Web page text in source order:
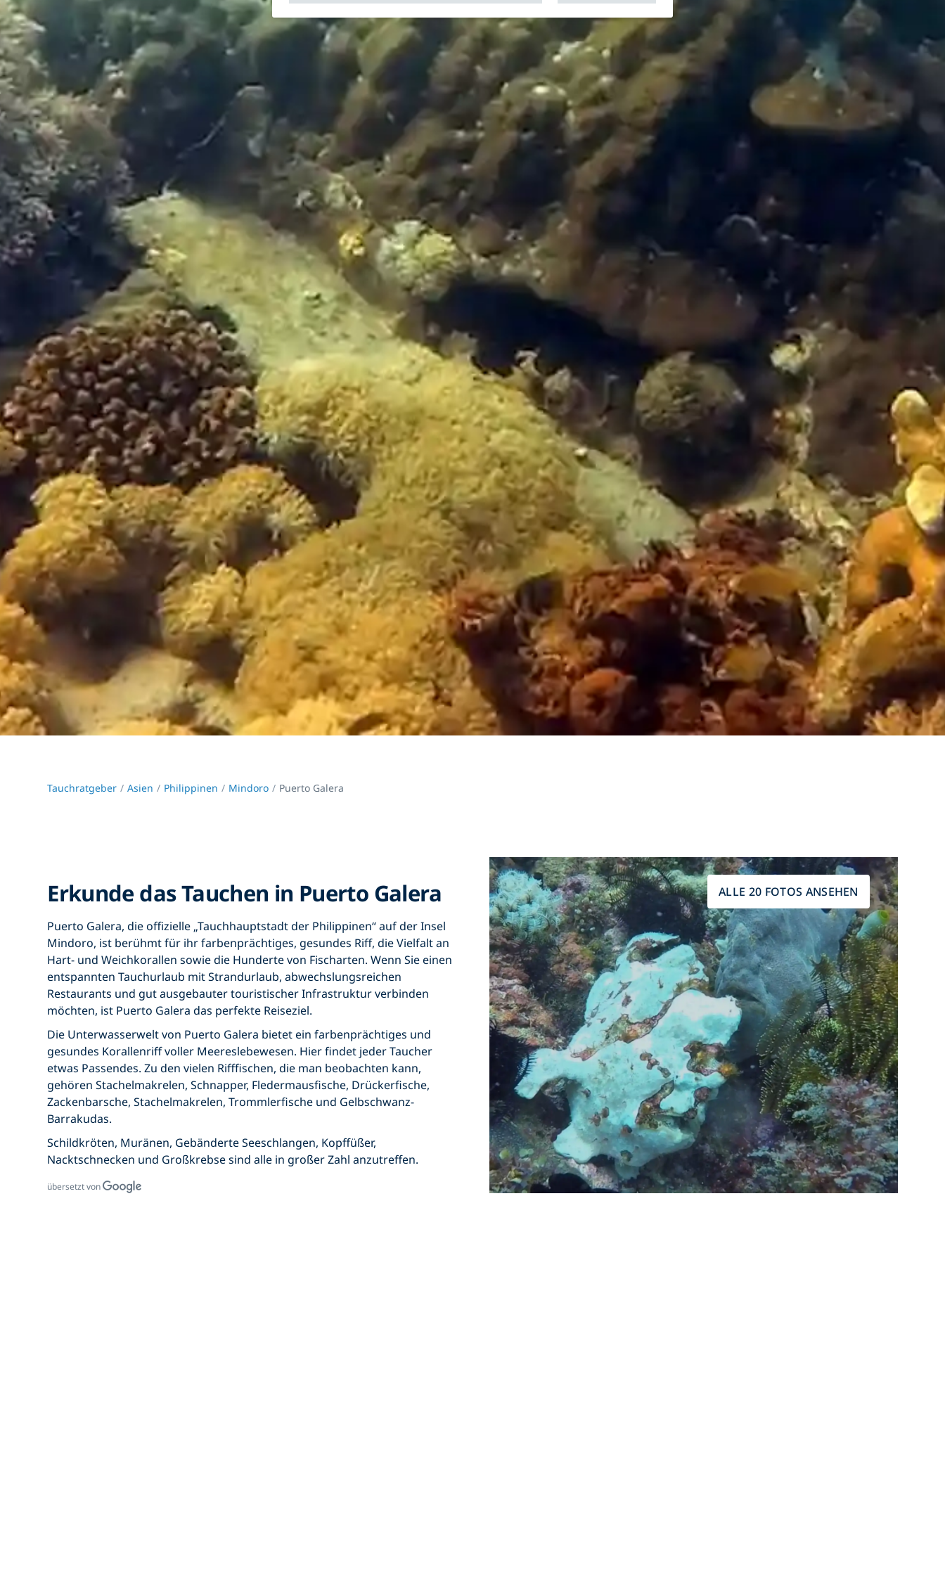
Tauchratgeber Asien Philippinen Mindoro Puerto Galera
Erkunde das Tauchen in Puerto Galera
Puerto Galera, die offizielle „Tauchhauptstadt der Philippinen“ auf der Insel
Mindoro, ist berühmt für ihr farbenprächtiges, gesundes Riff, die Vielfalt an
Hart- und Weichkorallen sowie die Hunderte von Fischarten. Wenn Sie einen
entspannten Tauchurlaub mit Strandurlaub, abwechslungsreichen
Restaurants und gut ausgebauter touristischer Infrastruktur verbinden
möchten, ist Puerto Galera das perfekte Reiseziel.
Die Unterwasserwelt von Puerto Galera bietet ein farbenprächtiges und
gesundes Korallenriff voller Meereslebewesen. Hier findet jeder Taucher
etwas Passendes. Zu den vielen Rifffischen, die man beobachten kann,
gehören Stachelmakrelen, Schnapper, Fledermausfische, Drückerfische,
Zackenbarsche, Stachelmakrelen, Trommlerfische und Gelbschwanz-
Barrakudas.
Schildkröten, Muränen, Gebänderte Seeschlangen, Kopffüßer,
Nacktschnecken und Großkrebse sind alle in großer Zahl anzutreffen.
übersetzt von
ALLE 20 FOTOS ANSEHEN